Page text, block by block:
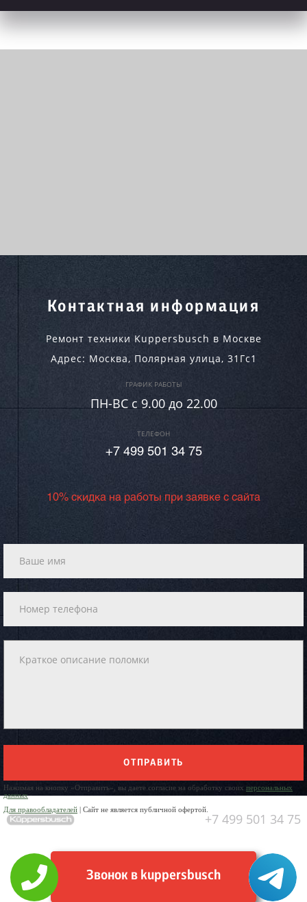
Контактная информация
Ремонт техники Kuppersbusch в Москве
Адрес: Москва, Полярная улица, 31Гс1
ГРАФИК РАБОТЫ
ПН-ВC c 9.00 до 22.00
ТЕЛЕФОН
+7 499 501 34 75
10% скидка на работы при заявке с сайта
ОТПРАВИТЬ
Нажимая на кнопку «Отправить», вы даете согласие на обработку своих персональных
данных
Для правообладателей | Сайт не является публичной офертой.
+7 499 501 34 75
Звонок в kuppersbusch